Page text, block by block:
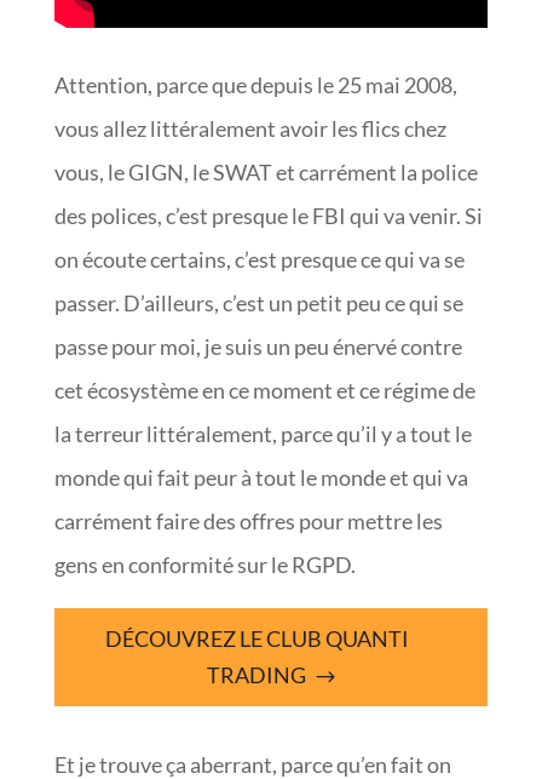
Attention, parce que depuis le 25 mai 2008,
vous allez littéralement avoir les flics chez
vous, le GIGN, le SWAT et carrément la police
des polices, c’est presque le FBI qui va venir. Si
on écoute certains, c’est presque ce qui va se
passer. D’ailleurs, c’est un petit peu ce qui se
passe pour moi, je suis un peu énervé contre
cet écosystème en ce moment et ce régime de
la terreur littéralement, parce qu’il y a tout le
monde qui fait peur à tout le monde et qui va
carrément faire des offres pour mettre les
gens en conformité sur le RGPD.
DÉCOUVREZ LE CLUB QUANTI
TRADING
Et je trouve ça aberrant, parce qu’en fait on